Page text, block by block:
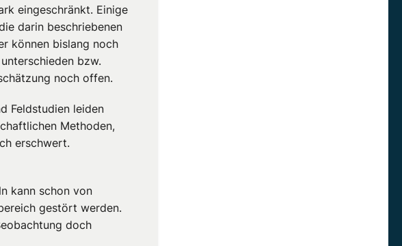
eingeschränkt. Einige
darin beschriebenen
können bislang noch
bzw.
noch offen.
Feldstudien leiden
Methoden,
erschwert.
kann schon von
gestört werden.
doch